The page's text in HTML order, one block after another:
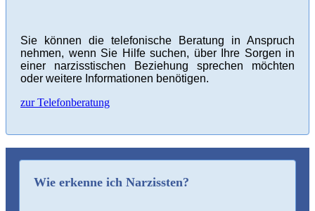
Sie können die telefonische Beratung in Anspruch
nehmen, wenn Sie Hilfe suchen, über Ihre Sorgen in
einer narzisstischen Beziehung sprechen möchten
oder weitere Informationen benötigen.
zur Telefonberatung
Wie erkenne ich Narzissten?